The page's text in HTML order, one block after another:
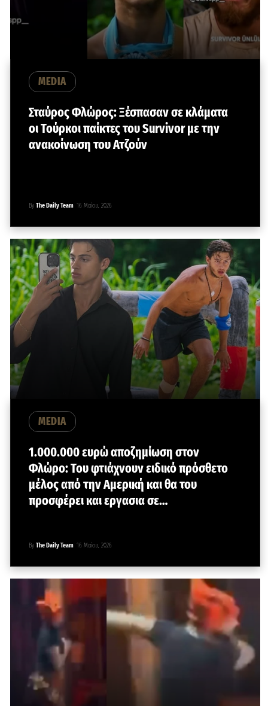
MEDIA
Σταύρος Φλώρος: Ξέσπασαν σε κλάματα
οι Τούρκοι παίκτες του Survivor με την
ανακοίνωση του Ατζούν
By The Daily Team 16 Μαΐου, 2026
MEDIA
1.000.000 ευρώ αποζημίωση στον
Φλώρο: Του φτιάχνουν ειδικό πρόσθετο
μέλος από την Αμερική και θα του
προσφέρει και εργασια σε…
By The Daily Team 16 Μαΐου, 2026